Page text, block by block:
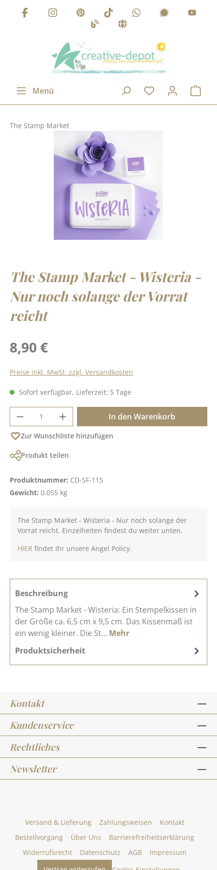
Zum Hauptinhalt springen
Menü
The Stamp Market
Bildergalerie überspringen
The Stamp Market - Wisteria -
Nur noch solange der Vorrat
reicht
Regulärer Preis:
8,90 €
Preise inkl. MwSt. zzgl. Versandkosten
Sofort verfügbar, Lieferzeit: 5 Tage
Produkt Anzahl: Gib den gewünschten
In den Warenkorb
Zur Wunschliste hinzufügen
Produkt teilen
Produktnummer: CD-SF-115
Gewicht: 0.055 kg
The Stamp Market - Wisteria - Nur noch solange der
Vorrat reicht. Einzelheiten findest du weiter unten.
HIER findet Ihr unsere Angel Policy.
Beschreibung
The Stamp Market - Wisteria: Ein Stempelkissen in
der Größe ca. 6,5 cm x 9,5 cm. Das Kissenmaß ist
ein wenig kleiner. Die St… Mehr
Produktsicherheit
Kontakt
Kundenservice
Rechtliches
Newsletter
Versand & Lieferung Zahlungsweisen
Kontakt
Bestellvorgang
Über Uns
Barrierefreiheitserklärung
Widerrufsrecht
Datenschutz AGB
Impressum